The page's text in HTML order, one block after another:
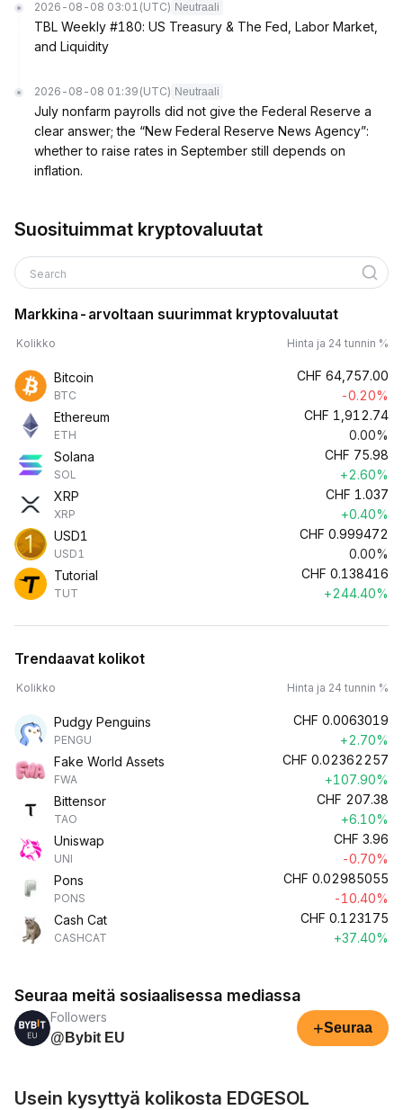
2026-08-08 03:01 (UTC) Neutraali
TBL Weekly #180: US Treasury & The Fed, Labor Market,
and Liquidity
2026-08-08 01:39 (UTC) Neutraali
July nonfarm payrolls did not give the Federal Reserve a
clear answer; the “New Federal Reserve News Agency”:
whether to raise rates in September still depends on
inflation.
Suosituimmat kryptovaluutat
Search
Markkina-arvoltaan suurimmat kryptovaluutat
Kolikko Hinta ja 24 tunnin %
Bitcoin
BTC
CHF 64,757.00
-0.20%
Ethereum
ETH
CHF 1,912.74
0.00%
Solana
SOL
CHF 75.98
+2.60%
XRP
XRP
CHF 1.037
+0.40%
USD1
USD1
CHF 0.999472
0.00%
Tutorial
TUT
CHF 0.138416
+244.40%
Trendaavat kolikot
Kolikko Hinta ja 24 tunnin %
Pudgy Penguins
PENGU
CHF 0.0063019
+2.70%
Fake World Assets
FWA
CHF 0.02362257
+107.90%
Bittensor
TAO
CHF 207.38
+6.10%
Uniswap
UNI
CHF 3.96
-0.70%
Pons
PONS
CHF 0.02985055
-10.40%
Cash Cat
CASHCAT
CHF 0.123175
+37.40%
Seuraa meitä sosiaalisessa mediassa
Followers
@Bybit EU
+Seuraa
Usein kysyttyä kolikosta EDGESOL